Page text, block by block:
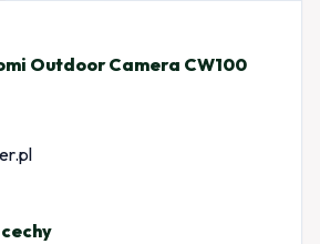
Outdoor Camera CW100